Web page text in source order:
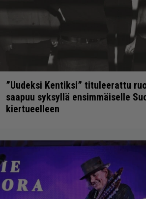
”Uudeksi Kentiksi” tituleerattu
saapuu syksyllä ensimmäiselle
kiertueelleen